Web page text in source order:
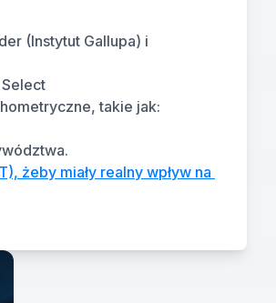
(Instytut Gallupa) i
takie jak:
żeby miały realny wpływ na